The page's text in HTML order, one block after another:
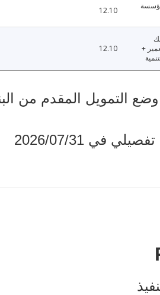
12.10
+
12.10
المقدم من البنك
في 2026/07/31